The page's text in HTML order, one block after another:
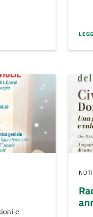
SOTTO LE STELLE}
e